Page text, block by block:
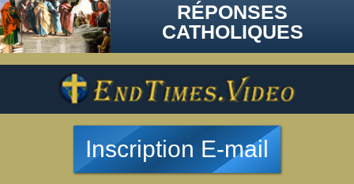
RÉPONSES
CATHOLIQUES
Inscription E-mail